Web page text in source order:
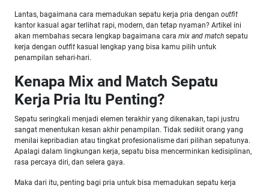
Lantas, bagaimana cara memadukan sepatu kerja pria dengan outfit
kantor kasual agar terlihat rapi, modern, dan tetap nyaman? Artikel ini
akan membahas secara lengkap bagaimana cara mix and match sepatu
kerja dengan outfit kasual lengkap yang bisa kamu pilih untuk
penampilan sehari-hari.
Kenapa Mix and Match Sepatu
Kerja Pria Itu Penting?
Sepatu seringkali menjadi elemen terakhir yang dikenakan, tapi justru
sangat menentukan kesan akhir penampilan. Tidak sedikit orang yang
menilai kepribadian atau tingkat profesionalisme dari pilihan sepatunya.
Apalagi dalam lingkungan kerja, sepatu bisa mencerminkan kedisiplinan,
rasa percaya diri, dan selera gaya.
Maka dari itu, penting bagi pria untuk bisa memadukan sepatu kerja